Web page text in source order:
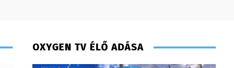
OXYGEN TV ÉLŐ ADÁSA